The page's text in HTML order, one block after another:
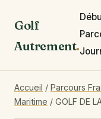
Golf
Autrement.
Accueil / Parcours
Maritime / GOLF DE